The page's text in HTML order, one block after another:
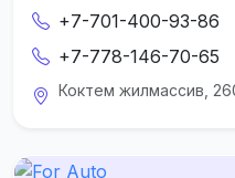
+7-701-400-93-86
+7-778-146-70-65
Коктем жилмассив,